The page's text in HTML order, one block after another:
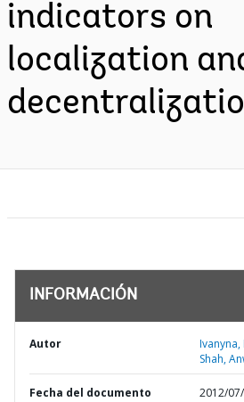
indicators on
localization
INFORMACIÓN
Autor
Ivanyna,
Shah,
Fecha del documento 2012/